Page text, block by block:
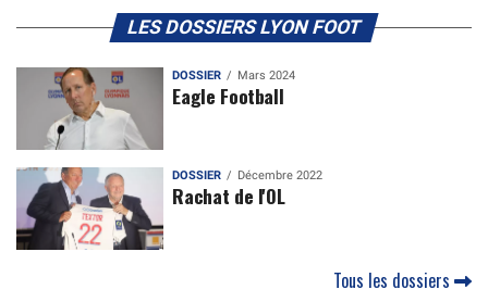
LES DOSSIERS LYON FOOT
DOSSIER Mars 2024
Eagle Football
DOSSIER Décembre 2022
Rachat de l'OL
Tous les dossiers